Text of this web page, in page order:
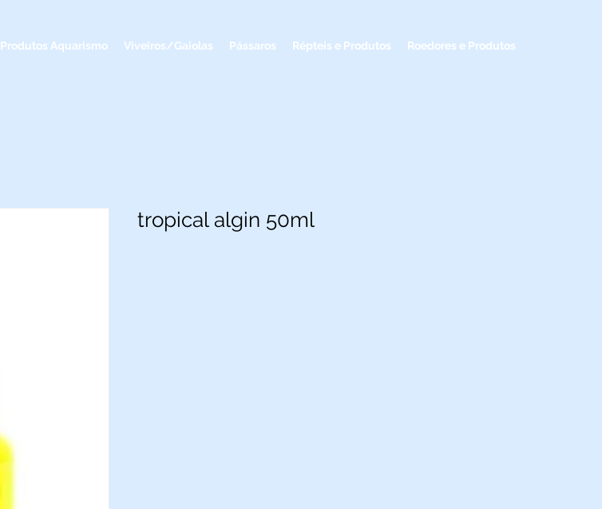
Produtos Aquarismo Viveiros/Gaiolas Pássaros Répteis e Produtos Roedores e Produtos
tropical algin 50ml